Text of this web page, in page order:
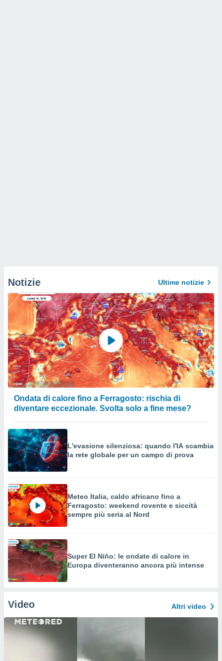
Notizie Ultime notizie
Ondata di calore fino a Ferragosto: rischia di
diventare eccezionale. Svolta solo a fine mese?
L'evasione silenziosa: quando l'IA scambia
la rete globale per un campo di prova
Meteo Italia, caldo africano fino a
Ferragosto: weekend rovente e siccità
sempre più seria al Nord
Super El Niño: le ondate di calore in
Europa diventeranno ancora più intense
Video Altri video